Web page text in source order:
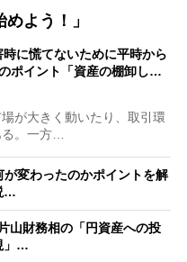
よう！」
時に慌てないために平時から
ポイント「資産の棚卸し…
が大きく動いたり、取引環
。一方…
変わったのかポイントを解
…
山財務相の「円資産への投
」…